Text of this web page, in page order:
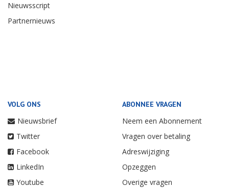
Nieuwsscript
Partnernieuws
VOLG ONS
Nieuwsbrief
Twitter
Facebook
LinkedIn
Youtube
ABONNEE VRAGEN
Neem een Abonnement
Vragen over betaling
Adreswijziging
Opzeggen
Overige vragen